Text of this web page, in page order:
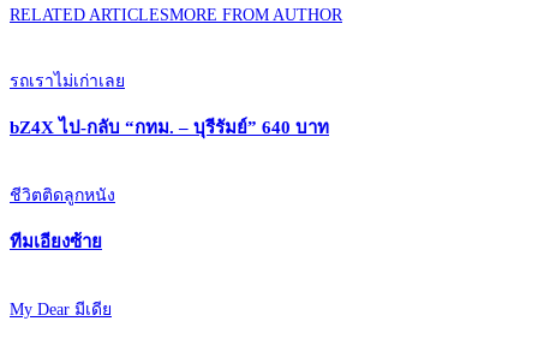
RELATED ARTICLESMORE FROM AUTHOR
รถเราไม่เก่าเลย
bZ4X ไป-กลับ “กทม. – บุรีรัมย์” 640 บาท
ชีวิตติดลูกหนัง
ทีมเอียงซ้าย
My Dear มีเดีย